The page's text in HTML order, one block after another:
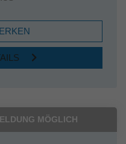
MÖGLICH